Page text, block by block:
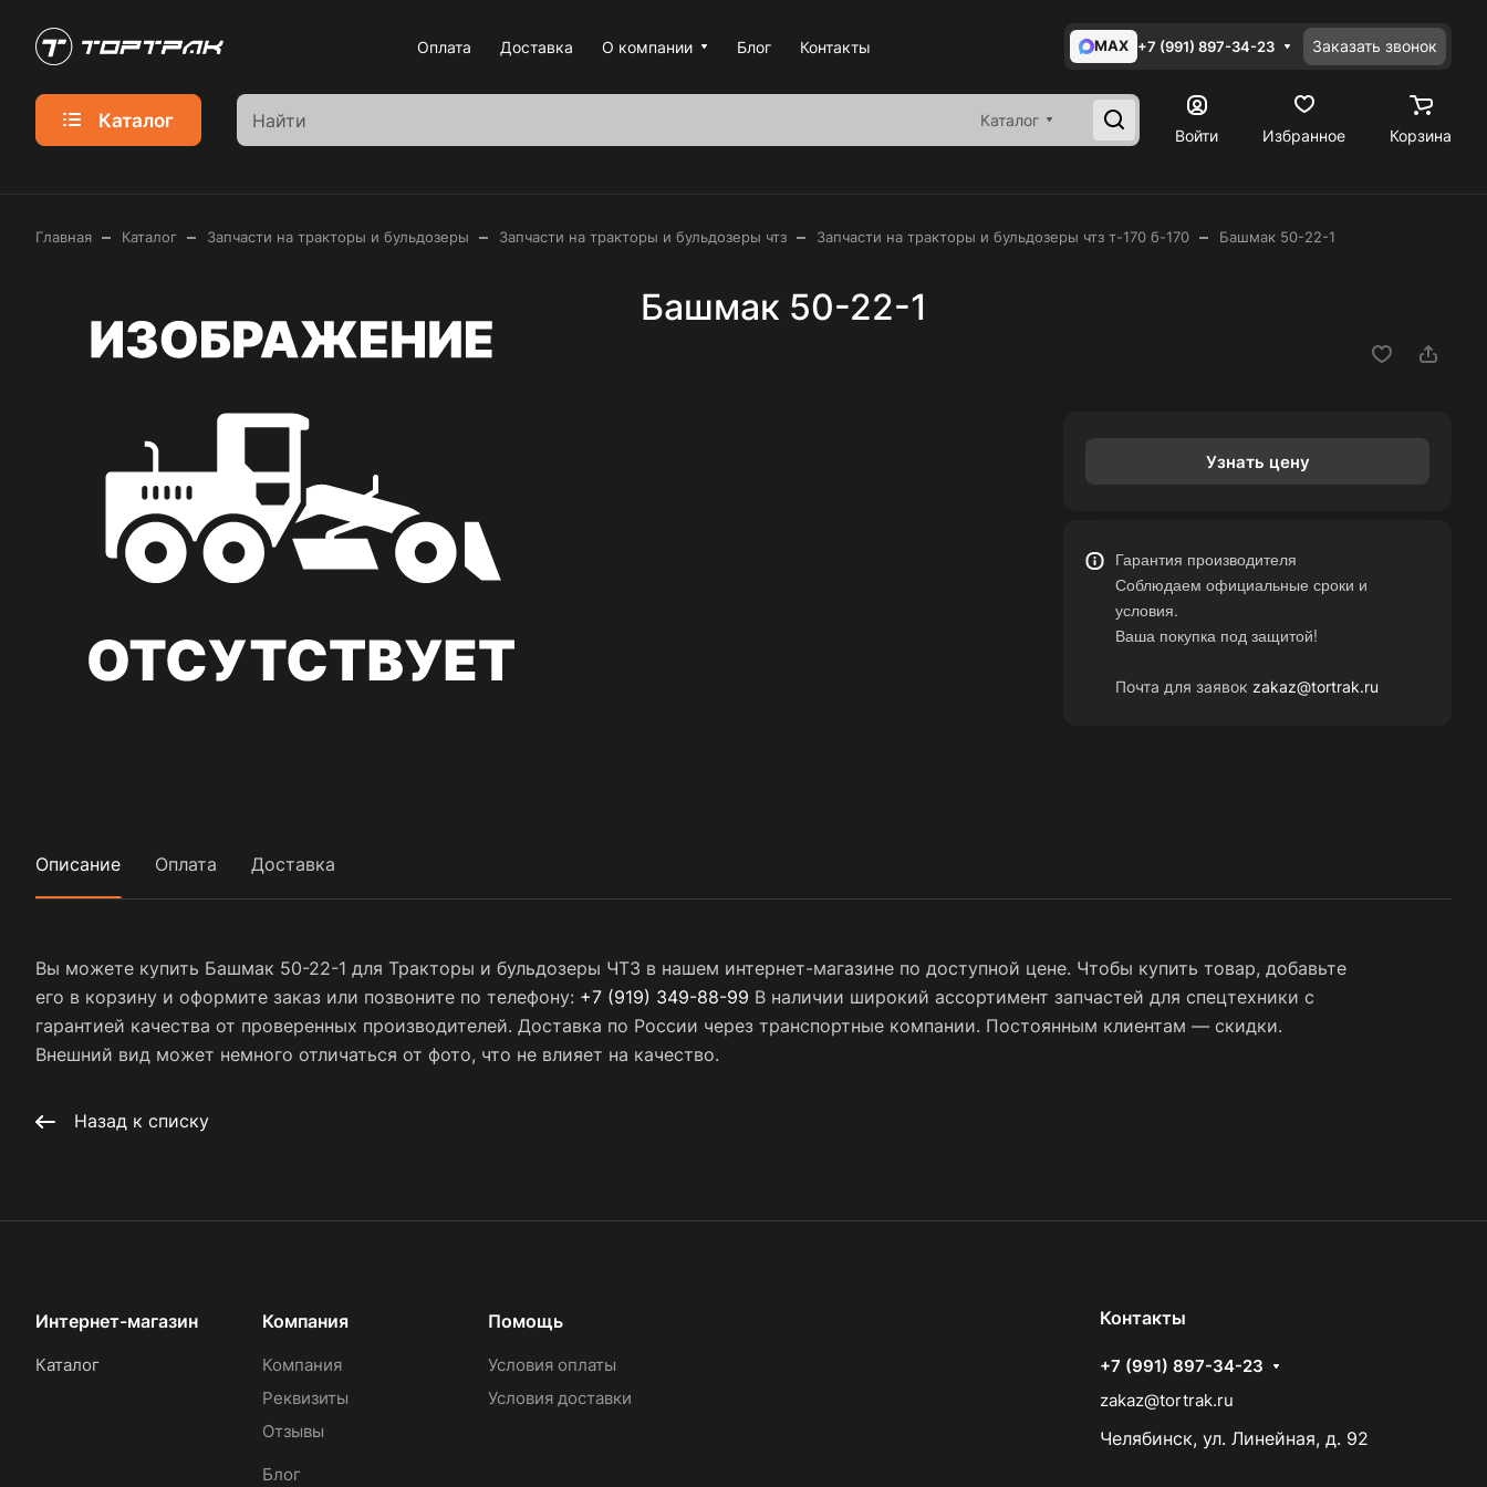
Оплата Доставка О компании Блог Контакты MAX +7 (991) 897-34-23 Заказать звонок
Каталог
Каталог
Войти
Избранное Корзина
Главная – Каталог – Запчасти на тракторы и бульдозеры – Запчасти на тракторы и бульдозеры чтз – Запчасти на тракторы и бульдозеры чтз т-170 б-170 – Башмак 50-22-1
Башмак 50-22-1
Узнать цену
Гарантия производителя
Соблюдаем официальные сроки и
условия.
Ваша покупка под защитой!
Почта для заявок zakaz@tortrak.ru
Описание Оплата Доставка
Вы можете купить Башмак 50-22-1 для Тракторы и бульдозеры ЧТЗ в нашем интернет-магазине по доступной цене. Чтобы купить товар, добавьте
его в корзину и оформите заказ или позвоните по телефону: +7 (919) 349-88-99 В наличии широкий ассортимент запчастей для спецтехники с
гарантией качества от проверенных производителей. Доставка по России через транспортные компании. Постоянным клиентам — скидки.
Внешний вид может немного отличаться от фото, что не влияет на качество.
Назад к списку
Интернет-магазин
Каталог
Компания
Компания
Реквизиты
Отзывы
Блог
Помощь
Условия оплаты
Условия доставки
Контакты
+7 (991) 897-34-23
zakaz@tortrak.ru
Челябинск, ул. Линейная, д. 92